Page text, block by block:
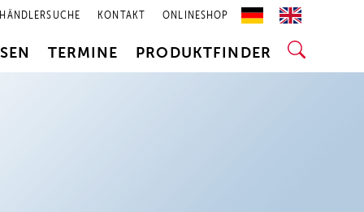
HÄNDLERSUCHE KONTAKT ONLINESHOP
TERMINE PRODUKTFINDER